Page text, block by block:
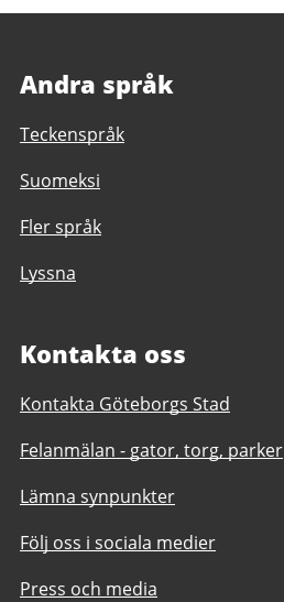
Andra språk
Teckenspråk
Suomeksi
Fler språk
Lyssna
Kontakta oss
Kontakta Göteborgs Stad
Felanmälan - gator, torg, parker
Lämna synpunkter
Följ oss i sociala medier
Press och media